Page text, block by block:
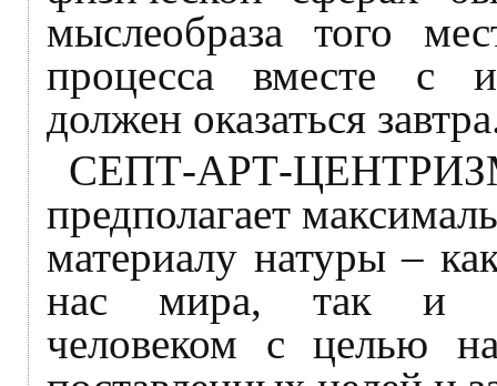
мыслеобраза того
процесса вместе с
должен оказаться
СЕПТ-АРТ-ЦЕНТРИЗМ
предполагает
материалу натуры –
нас мира, так и
человеком с целью